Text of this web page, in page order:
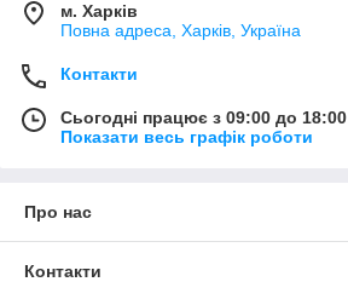
м. Харків
Повна адреса, Харків, Україна
Контакти
Сьогодні працює з 09:00 до 18:00
Показати весь графік роботи
Про нас
Контакти